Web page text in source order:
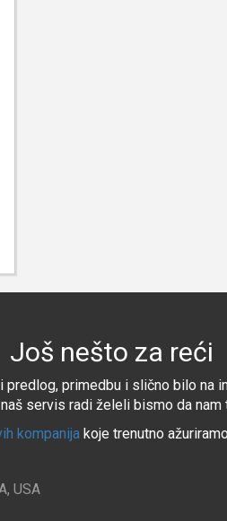
Još nešto za reći
predlog, primedbu i slično bilo na
servis radi želeli bismo da
kompanijakoje trenutno
USA